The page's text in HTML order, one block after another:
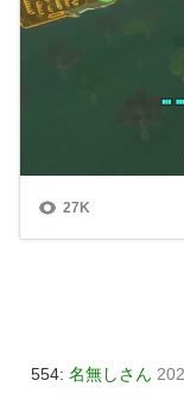
554: 名無しさん